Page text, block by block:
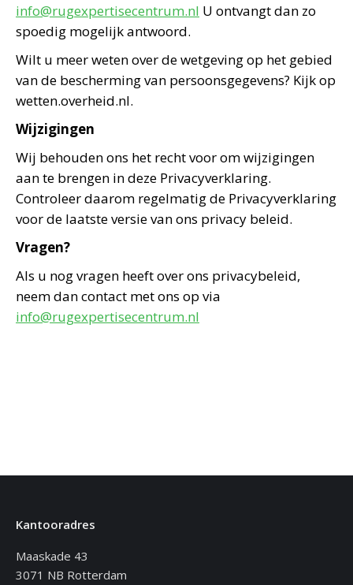
info@rugexpertisecentrum.nl U ontvangt dan zo
spoedig mogelijk antwoord.
Wilt u meer weten over de wetgeving op het gebied
van de bescherming van persoonsgegevens? Kijk op
wetten.overheid.nl.
Wijzigingen
Wij behouden ons het recht voor om wijzigingen
aan te brengen in deze Privacyverklaring.
Controleer daarom regelmatig de Privacyverklaring
voor de laatste versie van ons privacy beleid.
Vragen?
Als u nog vragen heeft over ons privacybeleid,
neem dan contact met ons op via
info@rugexpertisecentrum.nl
Kantooradres
Maaskade 43
3071 NB Rotterdam